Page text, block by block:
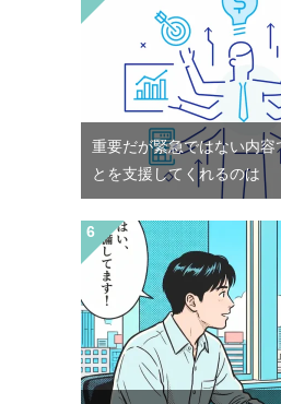
重要だが緊急ではない内容
とを支援してくれるのは